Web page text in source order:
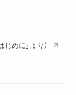
い関係
めに」より）